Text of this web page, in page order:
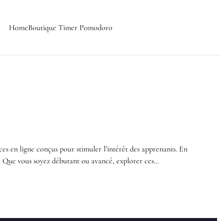
HomeBoutique Timer Pomodoro
en ligne conçus pour stimuler l’intérêt des apprenants. En
vous soyez débutant ou avancé, explorer ces…